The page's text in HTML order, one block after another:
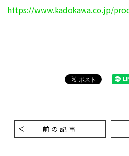
https://www.kadokawa.co.jp/
前の記事